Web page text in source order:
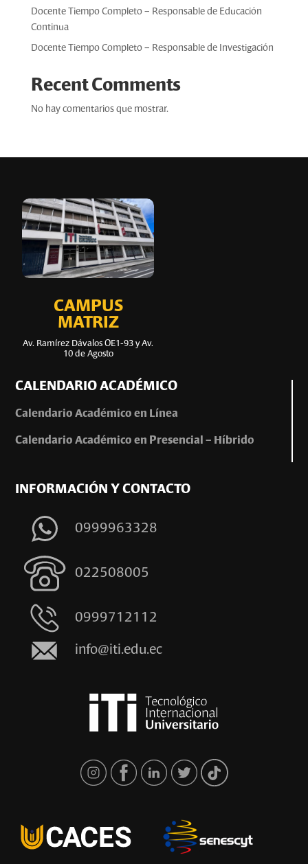
Docente Tiempo Completo – Responsable de Educación
Continua
Docente Tiempo Completo – Responsable de Investigación
Recent Comments
No hay comentarios que mostrar.
CAMPUS
MATRIZ
Av. Ramírez Dávalos OE1-93 y Av.
10 de Agosto
CALENDARIO ACADÉMICO
Calendario Académico en Línea
Calendario Académico en Presencial – Híbrido
INFORMACIÓN Y CONTACTO
0999963328
022508005
0999712112
info@iti.edu.ec